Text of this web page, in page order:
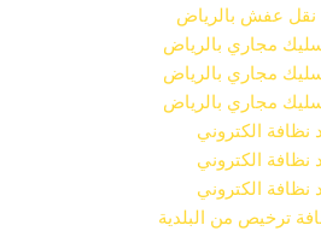
عفش بالرياض
مجاري بالرياض
مجاري بالرياض
مجاري بالرياض
نظافة الكتروني
نظافة الكتروني
نظافة الكتروني
ترخيص من البلدية